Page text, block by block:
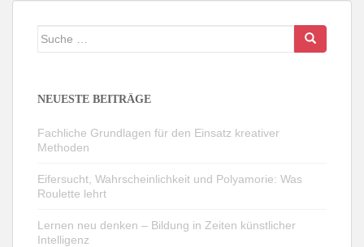
Suche
NEUESTE BEITRÄGE
Fachliche Grundlagen für den Einsatz kreativer
Methoden
Eifersucht, Wahrscheinlichkeit und Polyamorie: Was
Roulette lehrt
Lernen neu denken – Bildung in Zeiten künstlicher
Intelligenz